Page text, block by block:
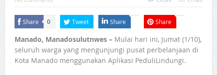
Share 0 Tweet Share Share
Manado, Manadosulutnwes – Mulai hari ini, Jumat (1/10),
seluruh warga yang mengunjungi pusat perbelanjaan di
Kota Manado menggunakan Aplikasi PeduliLindungi.